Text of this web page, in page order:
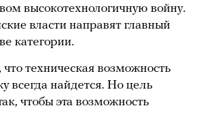
высокотехнологичную войну.
власти направят главный
категории.
техническая возможность
всегда найдется. Но цель
чтобы эта возможность